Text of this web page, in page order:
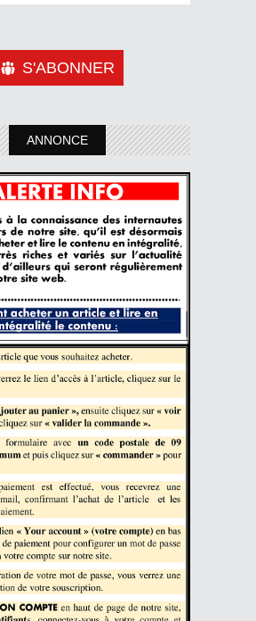
S'ABONNER
ANNONCE